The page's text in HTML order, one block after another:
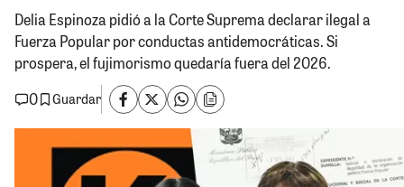
Delia Espinoza pidió a la Corte Suprema declarar ilegal a
Fuerza Popular por conductas antidemocráticas. Si
prospera, el fujimorismo quedaría fuera del 2026.
0
Guardar